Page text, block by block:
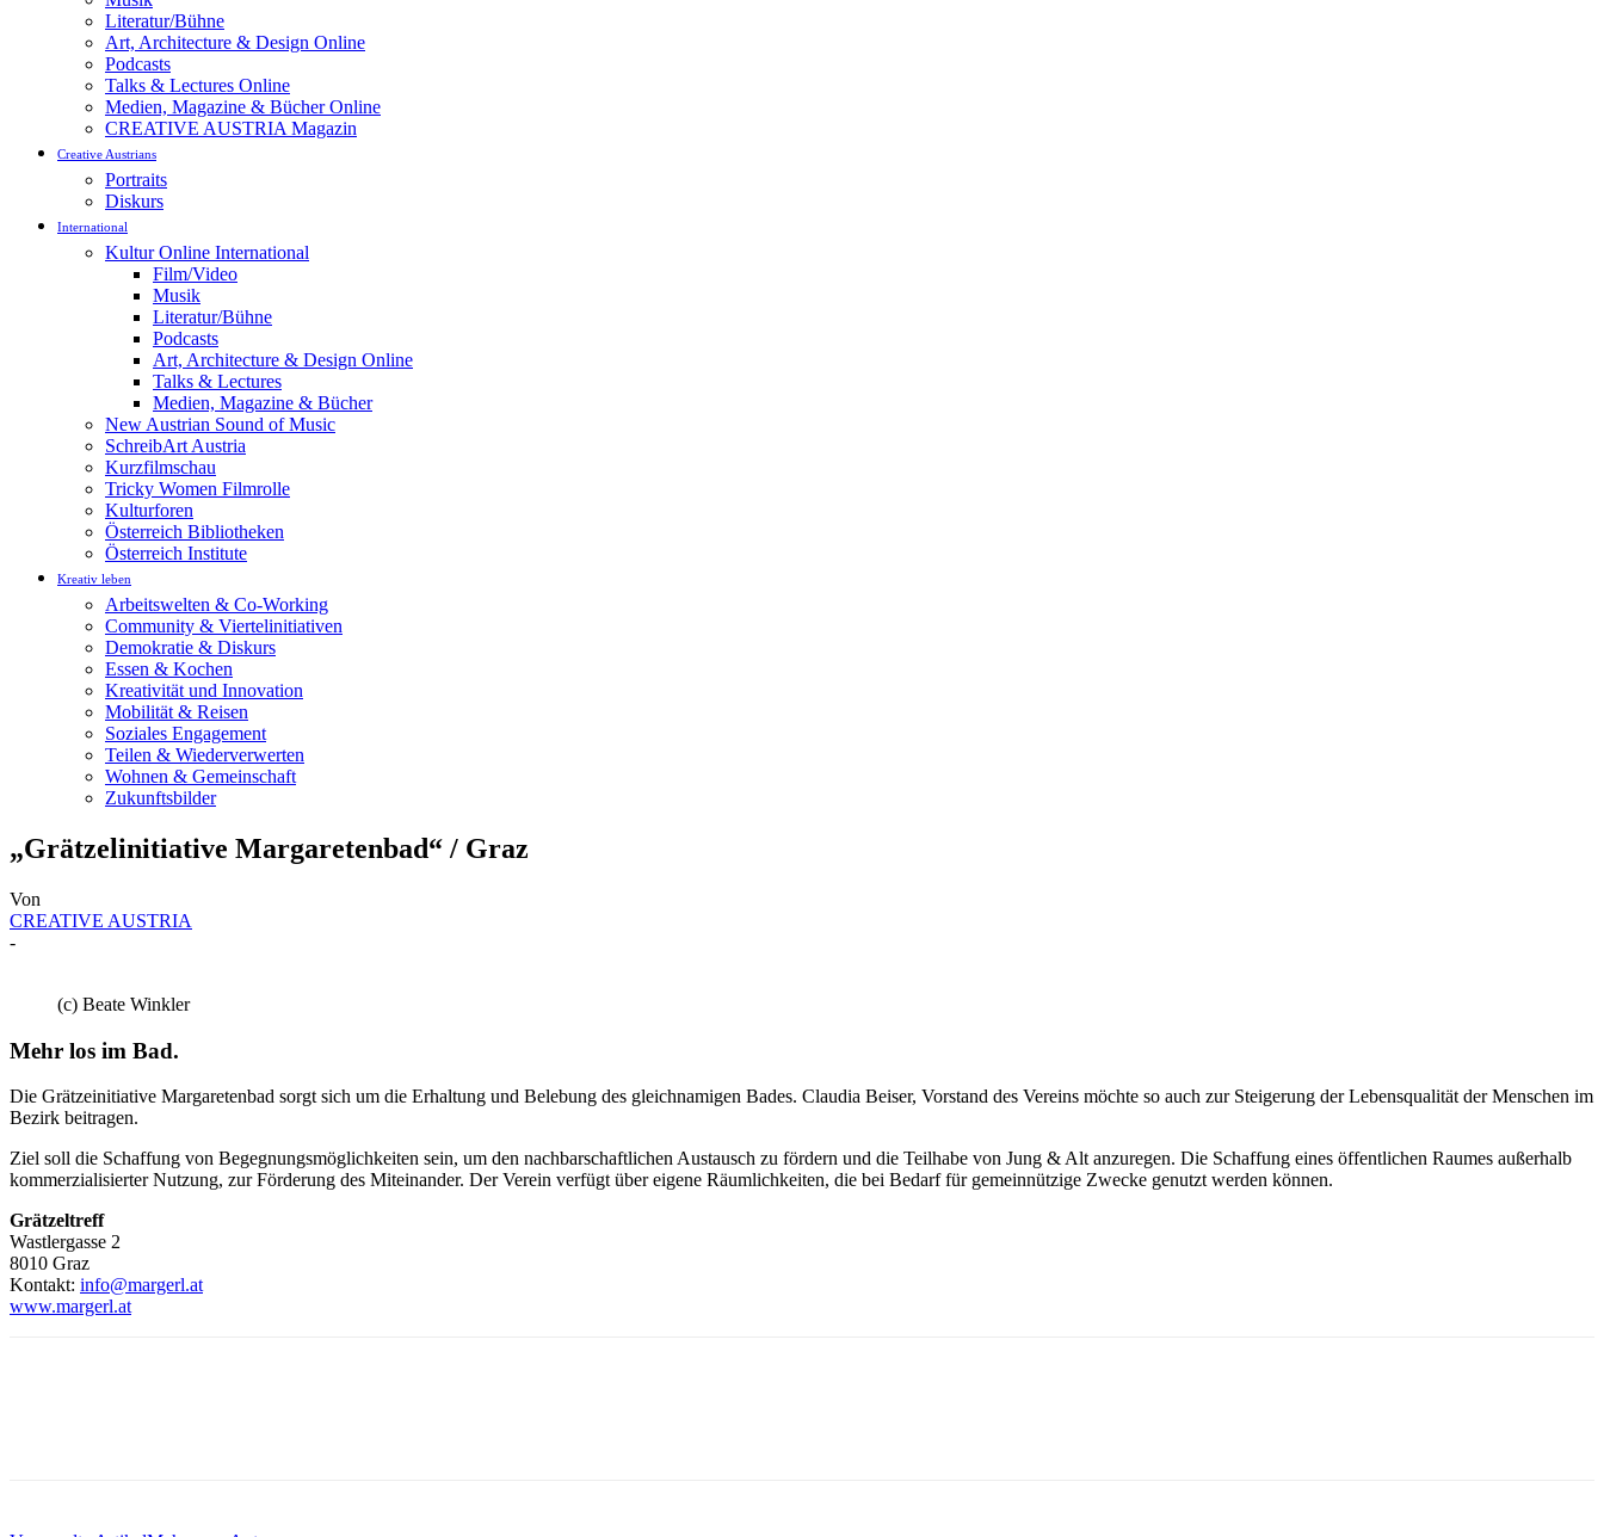
Literatur/Bühne
Art, Architecture & Design Online
Podcasts
Talks & Lectures Online
Medien, Magazine & Bücher Online
CREATIVE AUSTRIA Magazin
Creative Austrians
Portraits
Diskurs
International
Kultur Online International
Film/Video
Musik
Literatur/Bühne
Podcasts
Art, Architecture & Design Online
Talks & Lectures
Medien, Magazine & Bücher
New Austrian Sound of Music
SchreibArt Austria
Kurzfilmschau
Tricky Women Filmrolle
Kulturforen
Österreich Bibliotheken
Österreich Institute
Kreativ leben
Arbeitswelten & Co-Working
Community & Viertelinitiativen
Demokratie & Diskurs
Essen & Kochen
Kreativität und Innovation
Mobilität & Reisen
Soziales Engagement
Teilen & Wiederverwerten
Wohnen & Gemeinschaft
Zukunftsbilder
„Grätzelinitiative Margaretenbad“ / Graz
Von
CREATIVE AUSTRIA
-
(c) Beate Winkler
Mehr los im Bad.
Die Grätzeinitiative Margaretenbad sorgt sich um die Erhaltung und Belebung des gleichnamigen Bades. Claudia Beiser, Vorstand des Vereins möchte so auch zur Steigerung der Lebensqualität der Menschen im
Bezirk beitragen.
Ziel soll die Schaffung von Begegnungsmöglichkeiten sein, um den nachbarschaftlichen Austausch zu fördern und die Teilhabe von Jung & Alt anzuregen. Die Schaffung eines öffentlichen Raumes außerhalb
kommerzialisierter Nutzung, zur Förderung des Miteinander. Der Verein verfügt über eigene Räumlichkeiten, die bei Bedarf für gemeinnützige Zwecke genutzt werden können.
Grätzeltreff
Wastlergasse 2
8010 Graz
Kontakt: info@margerl.at
www.margerl.at